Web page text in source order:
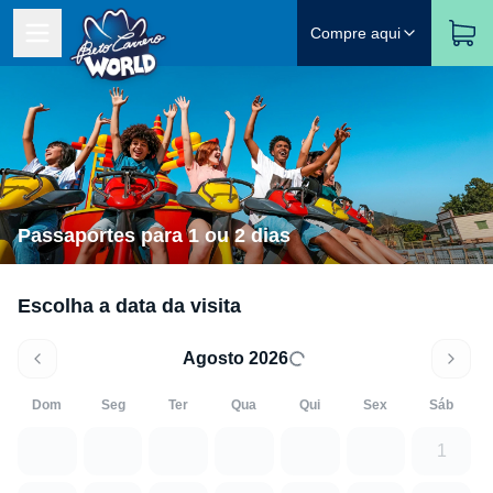
Compre aqui
Passaportes para 1 ou 2 dias
Escolha a data da visita
Agosto 2026
Dom Seg Ter Qua Qui Sex Sáb
1